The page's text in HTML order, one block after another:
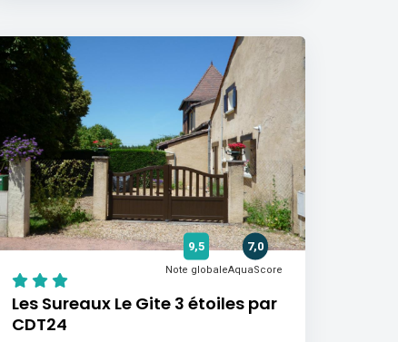
Les Sureaux Le Gite 3 étoiles par
CDT24
9,5
Note globale
7,0
AquaScore